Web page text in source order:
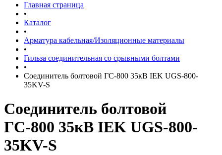
Главная страница
•
Каталог
•
Арматура кабельная/Изоляционные материалы
•
Гильза соединительная со срывными болтами
•
Соединитель болтовой ГС-800 35кВ IEK UGS-800-
35KV-S
Соединитель болтовой
ГС-800 35кВ IEK UGS-800-
35KV-S